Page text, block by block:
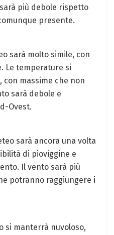
più debole rispetto
presente.
sarà molto simile, con
Le temperature si
massime che non
sarà debole e
Ovest.
sarà ancora una volta
di pioviggine e
Il vento sarà più
potranno raggiungere i
si manterrà nuvoloso,